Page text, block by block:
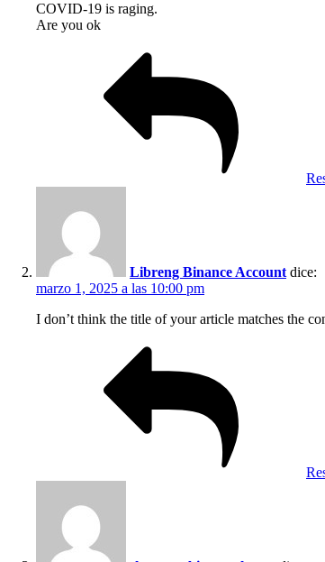
COVID-19 is raging.
Are you ok
Libreng Binance Account dice:
marzo 1, 2025 a las 10:00 pm
I don’t think the title of your article matches the